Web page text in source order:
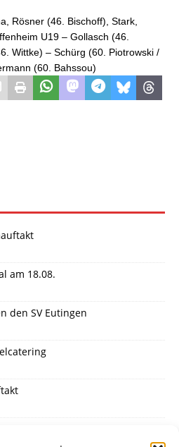
Rösner (46. Bischoff), Stark,
U19 – Gollasch (46.
Wittke) – Schürg (60. Piotrowski /
(60. Bahssou)
am 18.08.
den SV Eutingen